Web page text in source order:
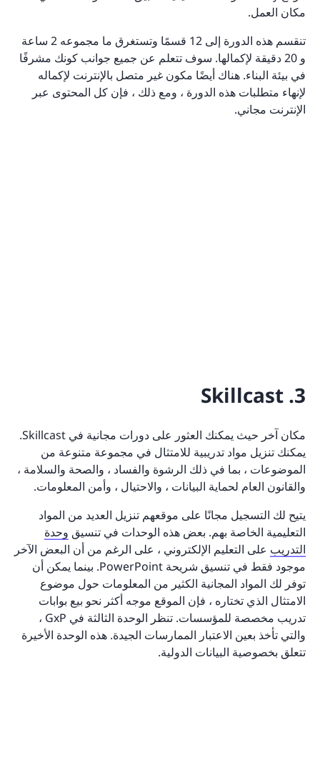
مكان العمل.
تنقسم هذه الدورة إلى 12 قسمًا وتستغرق ما مجموعه 2 ساعة
و 20 دقيقة لإكمالها. سوف تتعلم عن جميع جوانب كونك مشرفًا
في بيئة البناء. هناك أيضًا مكون غير متصل بالإنترنت لإكماله
لإنهاء متطلبات هذه الدورة ، ومع ذلك ، فإن كل المحتوى عبر
الإنترنت مجاني.
3. Skillcast
مكان آخر حيث يمكنك العثور على دورات مجانية في Skillcast.
يمكنك تنزيل مواد تدريبية للامتثال في مجموعة متنوعة من
الموضوعات ، بما في ذلك الرشوة والفساد ، والصحة والسلامة ،
والقانون العام لحماية البيانات ، والاحتيال ، وأمن المعلومات.
يتيح لك التسجيل مجانًا على موقعهم تنزيل العديد من المواد
التعليمية الخاصة بهم. بعض هذه الوحدات في تنسيق وحدة
التدريب على التعليم الإلكتروني ، على الرغم من أن البعض الآخر
موجود فقط في تنسيق شريحة PowerPoint. بينما يمكن أن
توفر لك المواد المجانية الكثير من المعلومات حول موضوع
الامتثال الذي تختاره ، فإن الموقع موجه أكثر نحو بيع بوابات
تدريب مخصصة للمؤسسات. تنظر الوحدة الثالثة في GxP ،
والتي تأخذ بعين الاعتبار الممارسات الجيدة. هذه الوحدة الأخيرة
تتعلق بخصوصية البيانات الدولية.